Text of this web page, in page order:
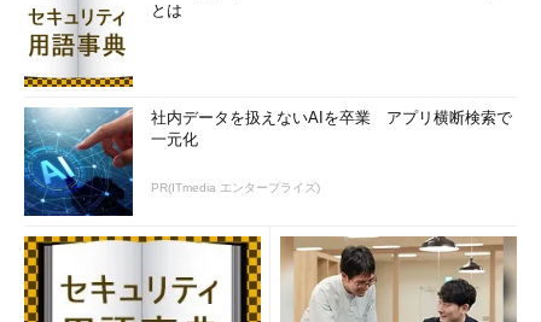
とは
社内データを扱えないAIを卒業 アプリ横断検索で
一元化
PR(ITmedia エンタープライズ)